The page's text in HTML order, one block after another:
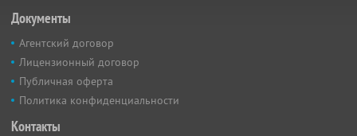
Документы
Агентский договор
Лицензионный договор
Публичная оферта
Политика конфиденциальности
Контакты